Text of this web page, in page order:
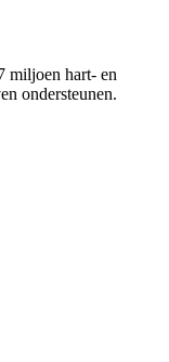
miljoen hart- en
ondersteunen.